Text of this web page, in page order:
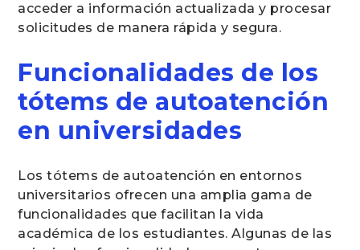
acceder a información actualizada y procesar
solicitudes de manera rápida y segura.
Funcionalidades de los
tótems de autoatención
en universidades
Los tótems de autoatención en entornos
universitarios ofrecen una amplia gama de
funcionalidades que facilitan la vida
académica de los estudiantes. Algunas de las